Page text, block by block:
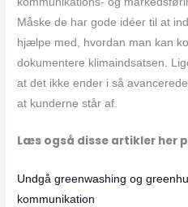
Måske de har gode idéer til at
hjælpe med, hvordan man kan
dokumentere klimaindsatsen.
at det ikke ender i så
at kunderne står af.
Læs også disse artikler her
Undgå greenwashing og
kommunikation